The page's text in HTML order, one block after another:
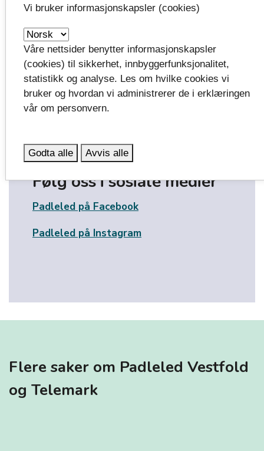
og frivilligheten. Fylkeskommunen er prosjektleder.
I tillegg har også Oslofjorden friluftsråd,
padlemiljøene i fylket samt Norges Padleforbund
bidratt med sin verdifulle kunnskap. Padleled er
hovedsakelig et informasjons- og motivasjonsprosjekt
hvor det skal gjøres færrest mulig inngrep i naturen.
Følg oss i sosiale medier
Padleled på Facebook
Padleled på Instagram
Flere saker om Padleled Vestfold
og Telemark
Vi bruker informasjonskapsler (cookies)
Våre nettsider benytter informasjonskapsler
(cookies) til sikkerhet, innbyggerfunksjonalitet,
statistikk og analyse. Les om hvilke cookies vi
bruker og hvordan vi administrerer de i erklæringen
vår om personvern.
Godta alle Avvis alle